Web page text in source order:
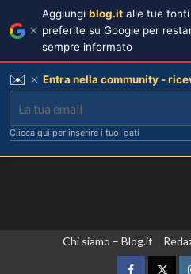
Chi siamo – Blog.it
Aggiungi blog.it alle tue fonti
preferite su Google per
sempre informato
✉️ Entra nella community -
Clicca qui per inserire i tuoi dati